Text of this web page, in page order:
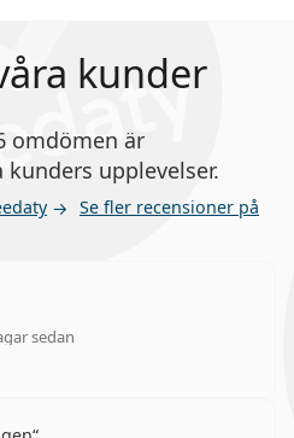
kunder
omdömen är
upplevelser.
Se fler recensioner på
sedan
5 av 5